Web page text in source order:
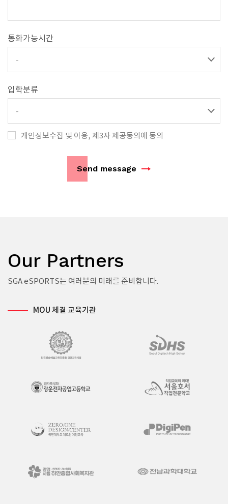
통화가능시간
-
입학분류
-
개인정보수집 및 이용, 제3자 제공동의에 동의
Send message
Our Partners
SGA eSPORTS는 여러분의 미래를 준비합니다.
MOU 체결 교육기관